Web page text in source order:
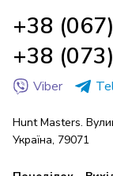
+38
+38
Viber
Hunt Masters.
Україна, 79071